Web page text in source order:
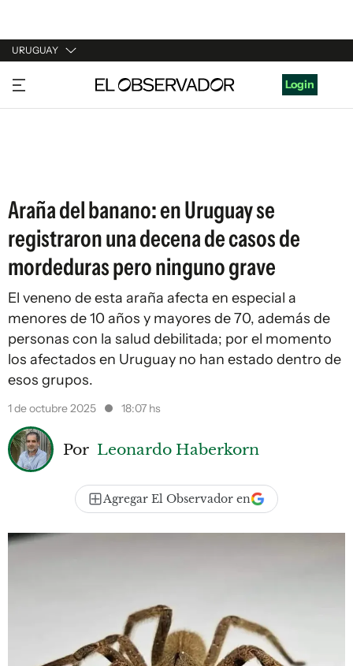
URUGUAY
URUGUAY
ARGENTINA
Login
Araña del banano: en Uruguay se
registraron una decena de casos de
mordeduras pero ninguno grave
El veneno de esta araña afecta en especial a
menores de 10 años y mayores de 70, además de
personas con la salud debilitada; por el momento
los afectados en Uruguay no han estado dentro de
esos grupos.
1 de octubre 2025 18:07 hs
Por Leonardo Haberkorn
Agregar El Observador en